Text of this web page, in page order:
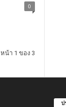
0
หน้า 1 ของ 3
ป